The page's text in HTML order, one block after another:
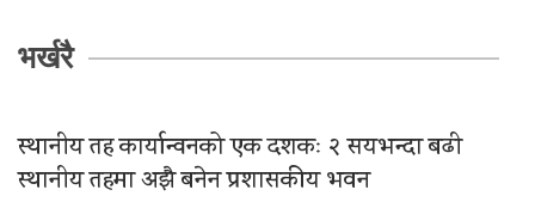
भर्खरै
स्थानीय तह कार्यान्वनको एक दशकः २ सयभन्दा बढी
स्थानीय तहमा अझै बनेन प्रशासकीय भवन